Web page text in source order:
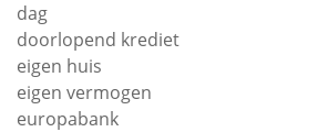
dag
doorlopend krediet
eigen huis
eigen vermogen
europabank